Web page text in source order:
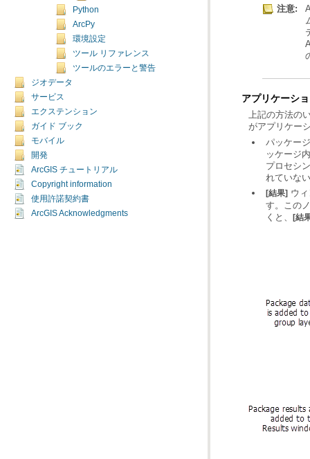
Python
ArcPy
環境設定
ツール リファレンス
ツールのエラーと警告
ジオデータ
サービス
エクステンション
ガイド ブック
モバイル
開発
ArcGIS チュートリアル
Copyright information
使用許諾契約書
ArcGIS Acknowledgments
注意:
アプリケーシ
がアプリケー
れていな
[結果] ウ
くと、 [結